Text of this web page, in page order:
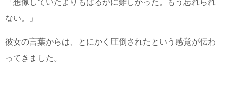
「想像していたよりもはるかに難しかった。もう忘れられ
ない。」
彼女の言葉からは、とにかく 圧倒されたという感覚が伝わ
ってきました。